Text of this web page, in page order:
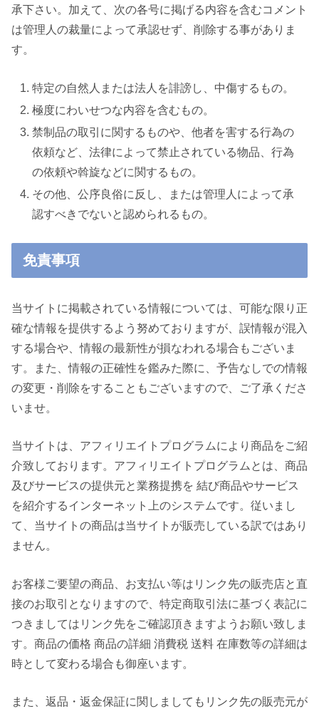
承下さい。加えて、次の各号に掲げる内容を含むコメント
は管理人の裁量によって承認せず、削除する事がありま
す。
特定の自然人または法人を誹謗し、中傷するもの。
極度にわいせつな内容を含むもの。
禁制品の取引に関するものや、他者を害する行為の
依頼など、法律によって禁止されている物品、行為
の依頼や斡旋などに関するもの。
その他、公序良俗に反し、または管理人によって承
認すべきでないと認められるもの。
免責事項
当サイトに掲載されている情報については、可能な限り正
確な情報を提供するよう努めておりますが、誤情報が混入
する場合や、情報の最新性が損なわれる場合もございま
す。また、情報の正確性を鑑みた際に、予告なしでの情報
の変更・削除をすることもございますので、ご了承くださ
いませ。
当サイトは、アフィリエイトプログラムにより商品をご紹
介致しております。アフィリエイトプログラムとは、商品
及びサービスの提供元と業務提携を 結び商品やサービス
を紹介するインターネット上のシステムです。従いまし
て、当サイトの商品は当サイトが販売している訳ではあり
ません。
お客様ご要望の商品、お支払い等はリンク先の販売店と直
接のお取引となりますので、特定商取引法に基づく表記に
つきましてはリンク先をご確認頂きますようお願い致しま
す。商品の価格 商品の詳細 消費税 送料 在庫数等の詳細は
時として変わる場合も御座います。
また、返品・返金保証に関しましてもリンク先の販売元が